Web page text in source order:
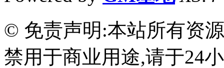
© 免责声明:本站所有资
禁用于商业用途,请于24